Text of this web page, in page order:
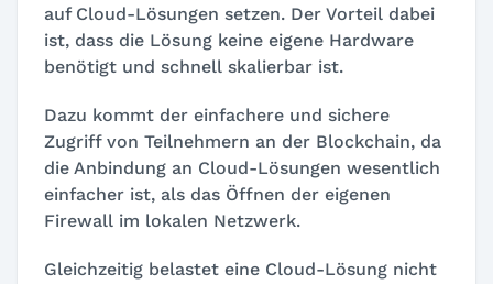
auf Cloud-Lösungen setzen. Der Vorteil dabei
ist, dass die Lösung keine eigene Hardware
benötigt und schnell skalierbar ist.
Dazu kommt der einfachere und sichere
Zugriff von Teilnehmern an der Blockchain, da
die Anbindung an Cloud-Lösungen wesentlich
einfacher ist, als das Öffnen der eigenen
Firewall im lokalen Netzwerk.
Gleichzeitig belastet eine Cloud-Lösung nicht